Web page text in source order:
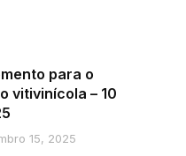
para o
vitivinícola – 10
15, 2025